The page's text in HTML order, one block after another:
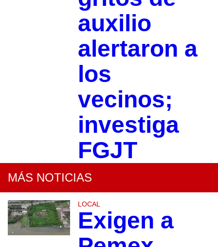
auxilio
alertaron a
los
vecinos;
investiga
FGJT
MÁS NOTICIAS
LOCAL
Exigen a